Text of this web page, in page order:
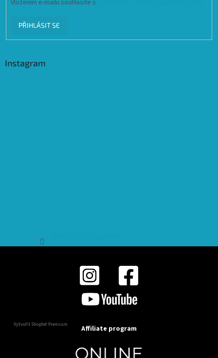
Vložením e-mailu souhlasíte s
PŘIHLÁSIT SE
Instagram
Vytvořil Shoptet Premium Affiliate program